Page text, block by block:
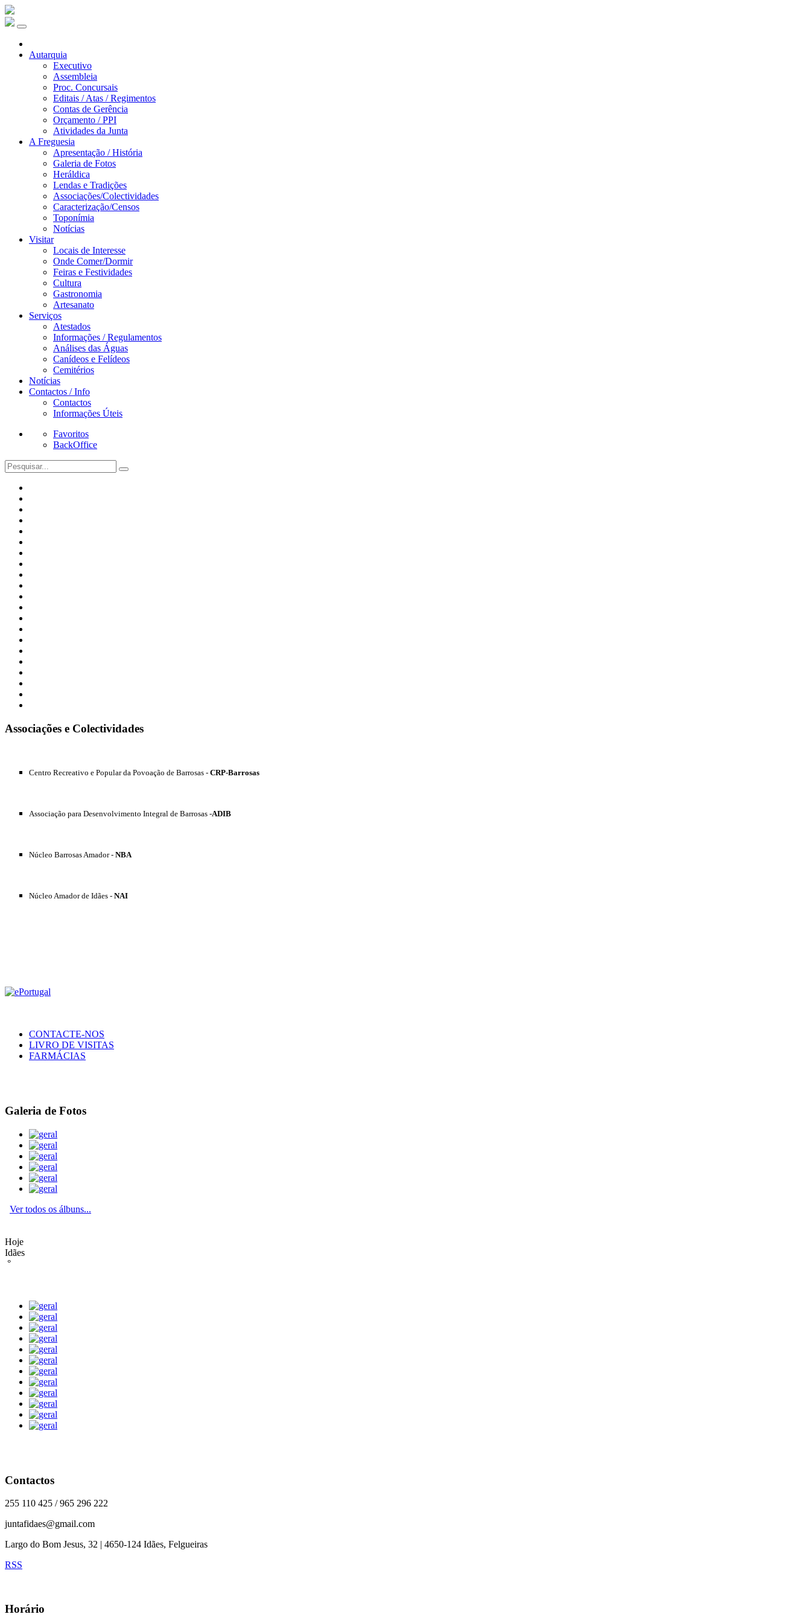
Autarquia
Executivo
Assembleia
Proc. Concursais
Editais / Atas / Regimentos
Contas de Gerência
Orçamento / PPI
Atividades da Junta
A Freguesia
Apresentação / História
Galeria de Fotos
Heráldica
Lendas e Tradições
Associações/Colectividades
Caracterização/Censos
Toponímia
Notícias
Visitar
Locais de Interesse
Onde Comer/Dormir
Feiras e Festividades
Cultura
Gastronomia
Artesanato
Serviços
Atestados
Informações / Regulamentos
Análises das Águas
Canídeos e Felídeos
Cemitérios
Notícias
Contactos / Info
Contactos
Informações Úteis
Favoritos
BackOffice
Associações e Colectividades
Centro Recreativo e Popular da Povoação de Barrosas - CRP-Barrosas
Associação para Desenvolvimento Integral de Barrosas -ADIB
Núcleo Barrosas Amador - NBA
Núcleo Amador de Idães - NAI
CONTACTE-NOS
LIVRO DE VISITAS
FARMÁCIAS
Galeria de Fotos
Ver todos os álbuns...
Hoje
Idães
°
Contactos
255 110 425 / 965 296 222
juntafidaes@gmail.com
Largo do Bom Jesus, 32 | 4650-124 Idães, Felgueiras
RSS
Horário